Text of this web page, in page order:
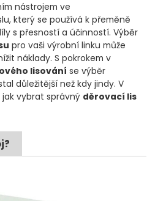
nástrojem ve
který se používá k přeměně
s přesností a účinností. Výběr
pro vaši výrobní linku může
náklady. S pokrokem v
lisování se výběr
důležitější než kdy jindy. V
vybrat správný děrovací lis